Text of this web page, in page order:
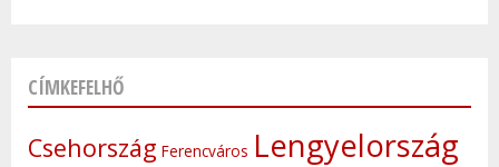
CÍMKEFELHŐ
Csehország Ferencváros Lengyelország